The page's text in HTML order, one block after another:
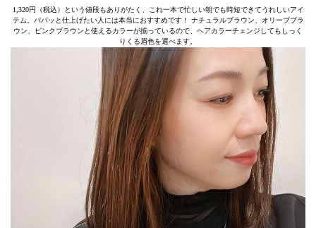
1,320円（税込）という値段もありがたく、これ一本で忙しい朝でも時短できてうれしいアイ
テム。パパッと仕上げたい人には本当におすすめです！ ナチュラルブラウン、オリーブブラ
ウン、ピンクブラウンと使えるカラーが揃っているので、ヘアカラーチェンジしてもしっく
りくる眉色を選べます。